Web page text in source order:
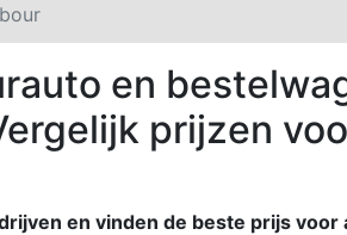
en
prijzen
en vinden de beste prijs voor